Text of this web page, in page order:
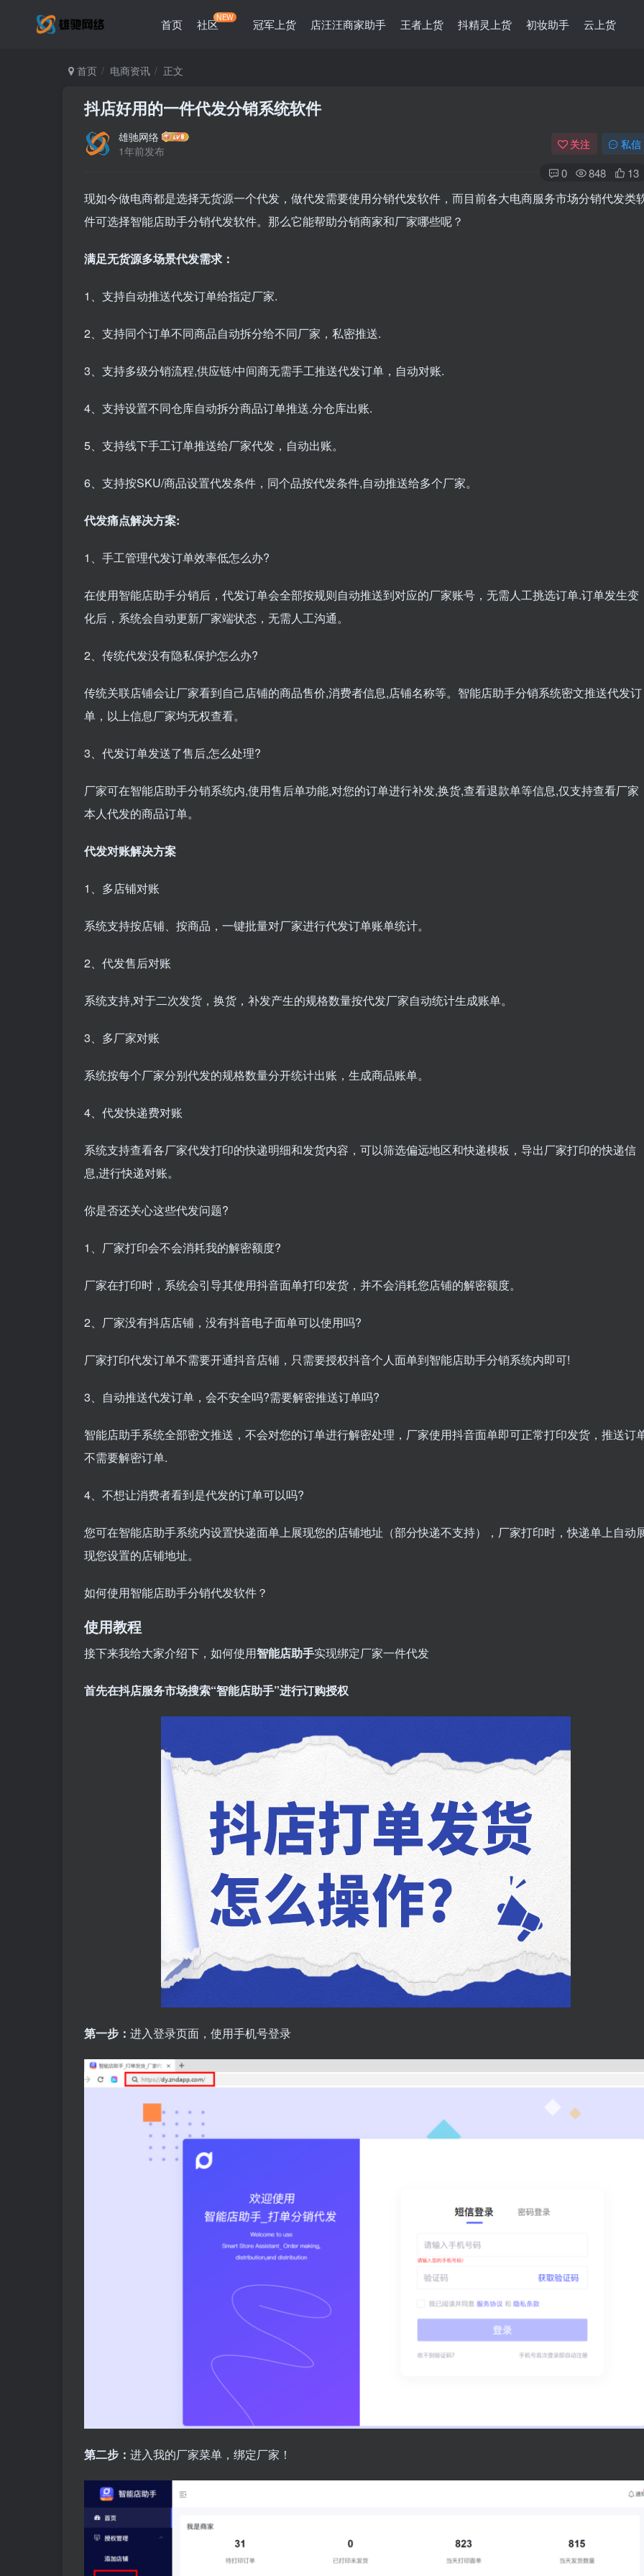
首页 社区NEW 冠军上货 店汪汪商家助手 王者上货 抖精灵上货 初妆助手 云上货
首页 电商资讯 正文
抖店好用的一件代发分销系统软件
雄驰网络
1年前发布
关注 私信
0 848 13
现如今做电商都是选择无货源一个代发，做代发需要使用分销代发软件，而目前各大电商服务市场分销代发类
件可选择智能店助手分销代发软件。那么它能帮助分销商家和厂家哪些呢？
满足无货源多场景代发需求：
1、支持自动推送代发订单给指定厂家.
2、支持同个订单不同商品自动拆分给不同厂家，私密推送.
3、支持多级分销流程,供应链/中间商无需手工推送代发订单，自动对账.
4、支持设置不同仓库自动拆分商品订单推送.分仓库出账.
5、支持线下手工订单推送给厂家代发，自动出账。
6、支持按SKU/商品设置代发条件，同个品按代发条件,自动推送给多个厂家。
代发痛点解决方案:
1、手工管理代发订单效率低怎么办?
在使用智能店助手分销后，代发订单会全部按规则自动推送到对应的厂家账号，无需人工挑选订单.订单发生变
化后，系统会自动更新厂家端状态，无需人工沟通。
2、传统代发没有隐私保护怎么办?
传统关联店铺会让厂家看到自己店铺的商品售价,消费者信息,店铺名称等。智能店助手分销系统密文推送代发订
单，以上信息厂家均无权查看。
3、代发订单发送了售后,怎么处理?
厂家可在智能店助手分销系统内,使用售后单功能,对您的订单进行补发,换货,查看退款单等信息,仅支持查看厂家
本人代发的商品订单。
代发对账解决方案
1、多店铺对账
系统支持按店铺、按商品，一键批量对厂家进行代发订单账单统计。
2、代发售后对账
系统支持,对于二次发货，换货，补发产生的规格数量按代发厂家自动统计生成账单。
3、多厂家对账
系统按每个厂家分别代发的规格数量分开统计出账，生成商品账单。
4、代发快递费对账
系统支持查看各厂家代发打印的快递明细和发货内容，可以筛选偏远地区和快递模板，导出厂家打印的快递信
息,进行快递对账。
你是否还关心这些代发问题?
1、厂家打印会不会消耗我的解密额度?
厂家在打印时，系统会引导其使用抖音面单打印发货，并不会消耗您店铺的解密额度。
2、厂家没有抖店店铺，没有抖音电子面单可以使用吗?
厂家打印代发订单不需要开通抖音店铺，只需要授权抖音个人面单到智能店助手分销系统内即可!
3、自动推送代发订单，会不安全吗?需要解密推送订单吗?
智能店助手系统全部密文推送，不会对您的订单进行解密处理，厂家使用抖音面单即可正常打印发货，推送订
不需要解密订单.
4、不想让消费者看到是代发的订单可以吗?
您可在智能店助手系统内设置快递面单上展现您的店铺地址（部分快递不支持），厂家打印时，快递单上自动
现您设置的店铺地址。
如何使用智能店助手分销代发软件？
使用教程
接下来我给大家介绍下，如何使用智能店助手实现绑定厂家一件代发
首先在抖店服务市场搜索“智能店助手”进行订购授权
第一步： 进入登录页面，使用手机号登录
第二步： 进入我的厂家菜单，绑定厂家！